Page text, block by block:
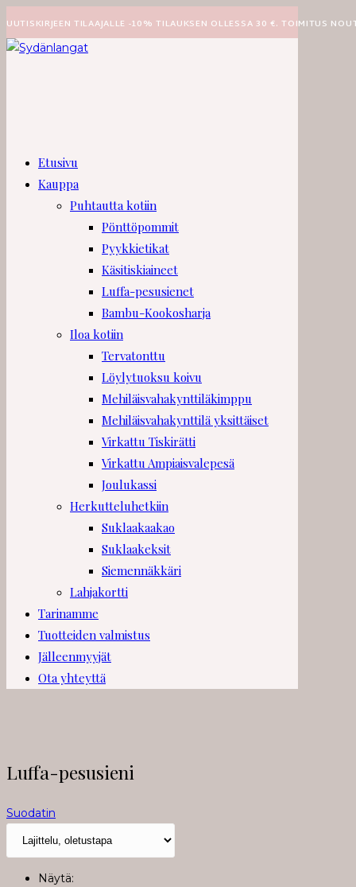
suoraan
sisältöön
UUTISKIRJEEN TILAAJALLE -10% TILAUKSEN OLLESSA 30 €. TOIMITUS
Etusivu
Kauppa
Puhtautta kotiin
Pönttöpommit
Pyykkietikat
Käsitiskiaineet
Luffa-pesusienet
Bambu-Kookosharja
Iloa kotiin
Tervatonttu
Löylytuoksu koivu
Mehiläisvahakynttiläkimppu
Mehiläisvahakynttilä yksittäiset
Virkattu Tiskirätti
Virkattu Ampiaisvalepesä
Joulukassi
Herkutteluhetkiin
Suklaakaakao
Suklaakeksit
Siemennäkkäri
Lahjakortti
Tarinamme
Tuotteiden valmistus
Jälleenmyyjät
Ota yhteyttä
Luffa-pesusieni
Suodatin
Näytä: